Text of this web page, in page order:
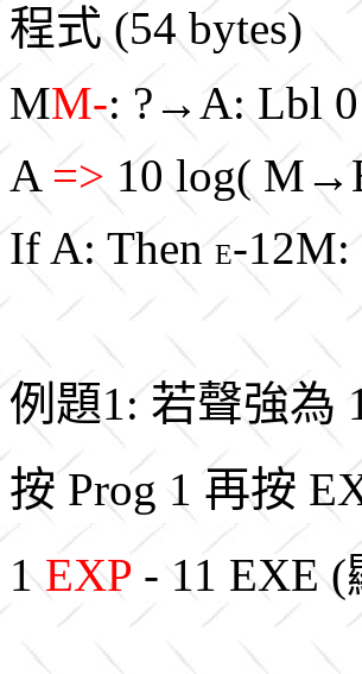
程式 (54 bytes)
MM-: ?→A: Lbl
A => 10 log(
If A: Then E-12M:
例題1: 若聲強為
按 Prog 1 再按
1EXP - 11 EXE